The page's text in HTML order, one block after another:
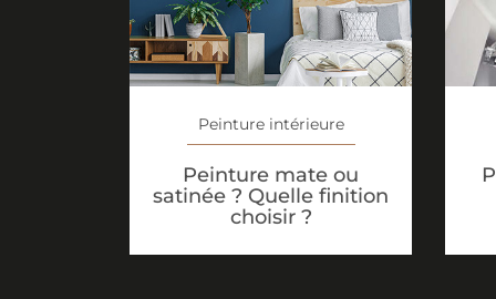
Peinture intérieure
Peinture mate ou
satinée ? Quelle finition
choisir ?